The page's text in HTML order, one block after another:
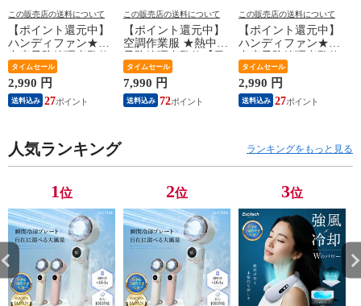
この販売店の送料について
【ポイント還元中】
ハンディファン★熱
中症予防管理者監修
【最新瞬間冷却プレ
ート】携帯扇風機
100段階風量調節 首
掛け 静音【日本企業
ビナ付き プレゼント
ギフト 冷却 父の日
タイムセール
2,990 円
送料込み 27
この販売店の送料について
【ポイント還元中】
空調作業服 ★熱中症
予防管理者監修【日
本企業企画】チタン
加工 ベスト ファン
バッテリーセット
20,000mAh大容量 バ
タイムセール
7,990 円
送料込み 72
この販売店の送料について
【ポイント還元中】
ハンディファン★熱
中症予防管理者監修
【最新瞬間冷却プレ
ート】携帯扇風機
100段階風量調節 首
掛け 静音【日本企業
ビナ付き プレゼント
タイムセール
2,990 円
送料込み 27
人気ランキング ランキングをもっと見る
1位 2位 3位